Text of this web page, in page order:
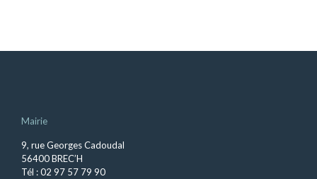
Mairie
9, rue Georges Cadoudal
56400 BREC’H
Tél : 02 97 57 79 90